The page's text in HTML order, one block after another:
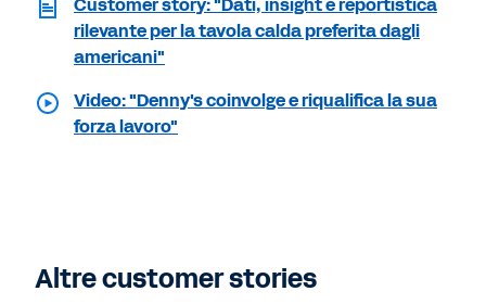
rilevante per la tavola calda preferita dagli
americani"
Video: "Denny's coinvolge e riqualifica la sua
forza lavoro"
Altre customer stories